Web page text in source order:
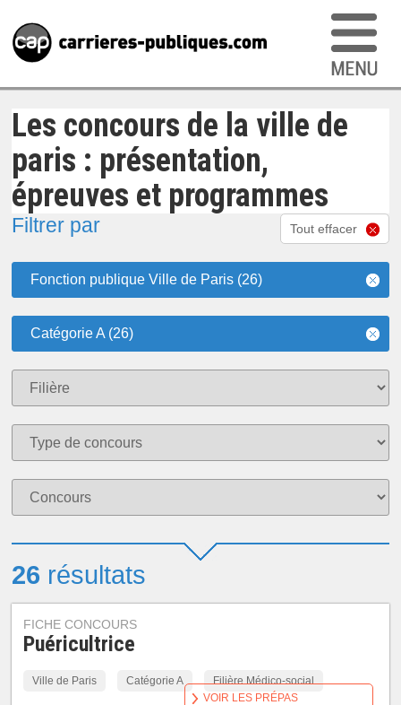
Les concours de la ville de
paris : présentation,
épreuves et programmes
Filtrer par Tout effacer
Fonction publique Ville de Paris (26)
Catégorie A (26)
26 résultats
FICHE CONCOURS
Puéricultrice
Ville de Paris Catégorie A Filière Médico-social
VOIR LES PRÉPAS